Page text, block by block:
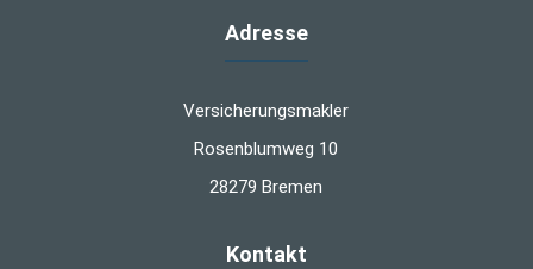
Adresse
Versicherungsmakler
Rosenblumweg 10
28279 Bremen
Kontakt